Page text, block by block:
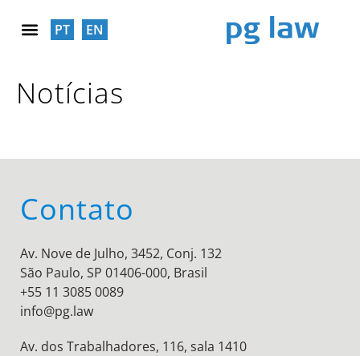
PT EN
Notícias
Contato
Av. Nove de Julho, 3452, Conj. 132
São Paulo, SP 01406-000, Brasil
+55 11 3085 0089
info@pg.law
Av. dos Trabalhadores, 116, sala 1410